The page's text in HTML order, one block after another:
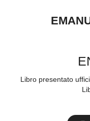
Libro presentato